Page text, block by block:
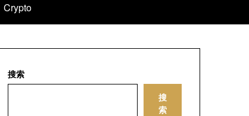
Crypto
搜索
搜
索